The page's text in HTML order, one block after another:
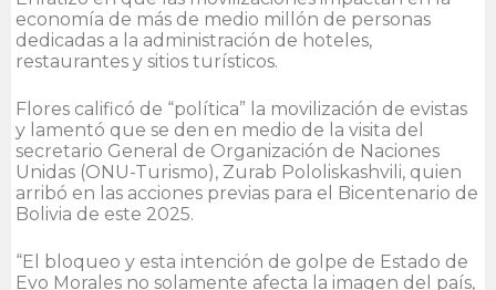
economía de más de medio millón de personas
dedicadas a la administración de hoteles,
restaurantes y sitios turísticos.
Flores calificó de “política” la movilización de evistas
y lamentó que se den en medio de la visita del
secretario General de Organización de Naciones
Unidas (ONU-Turismo), Zurab Pololiskashvili, quien
arribó en las acciones previas para el Bicentenario de
Bolivia de este 2025.
“El bloqueo y esta intención de golpe de Estado de
Evo Morales no solamente afecta la imagen del país,